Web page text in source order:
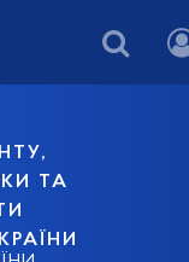
ТА